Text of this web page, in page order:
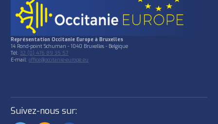
Représentation Occitanie Europe à Bruxelles
14 Rond-point Schuman - 1040 Bruxelles - Belgique
Tél:32 (0) 476 89 35 57
E-mail:office@occitanie-europe.eu
Suivez-nous sur: